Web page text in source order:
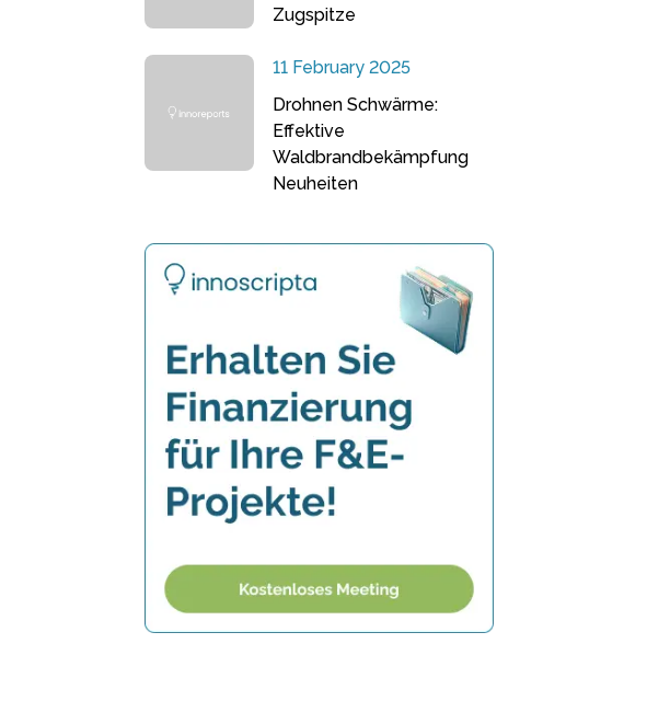
Zugspitze
11 February 2025
Drohnen Schwärme:
Effektive
Waldbrandbekämpfung
Neuheiten